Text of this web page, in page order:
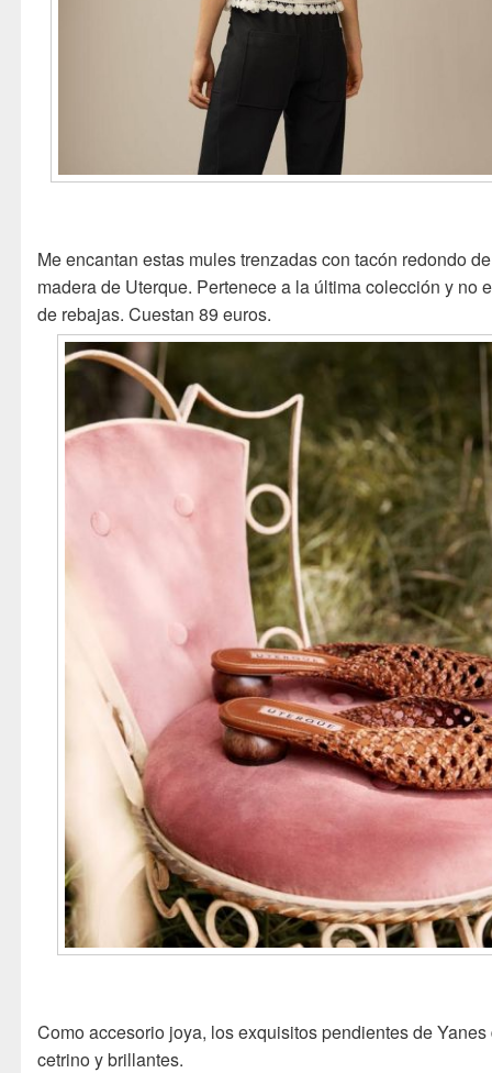
Me encantan estas mules trenzadas con tacón redondo de
madera de Uterque. Pertenece a la última colección y no
de rebajas. Cuestan 89 euros.
Como accesorio joya, los exquisitos pendientes de Yanes
cetrino y brillantes.